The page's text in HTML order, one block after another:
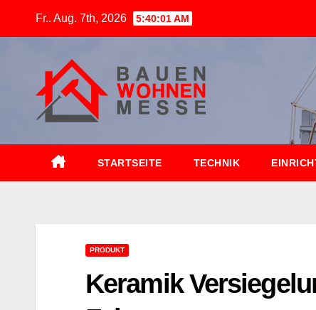
Fr.. Aug. 7th, 2026 5:40:02 AM
STARTSEITE TECHNIK
PRODUKT
Keramik